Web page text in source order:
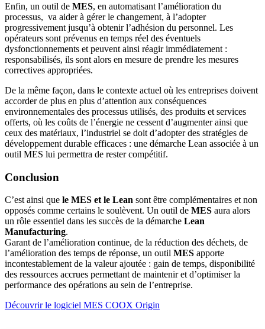
Enfin, un outil de MES, en automatisant l’amélioration du
processus, va aider à gérer le changement, à l’adopter
progressivement jusqu’à obtenir l’adhésion du personnel. Les
opérateurs sont prévenus en temps réel des éventuels
dysfonctionnements et peuvent ainsi réagir immédiatement :
responsabilisés, ils sont alors en mesure de prendre les mesures
correctives appropriées.
De la même façon, dans le contexte actuel où les entreprises doivent
accorder de plus en plus d’attention aux conséquences
environnementales des processus utilisés, des produits et services
offerts, où les coûts de l’énergie ne cessent d’augmenter ainsi que
ceux des matériaux, l’industriel se doit d’adopter des stratégies de
développement durable efficaces : une démarche Lean associée à un
outil MES lui permettra de rester compétitif.
Conclusion
C’est ainsi que le MES et le Lean sont être complémentaires et non
opposés comme certains le soulèvent. Un outil de MES aura alors
un rôle essentiel dans les succès de la démarche Lean
Manufacturing.
Garant de l’amélioration continue, de la réduction des déchets, de
l’amélioration des temps de réponse, un outil MES apporte
incontestablement de la valeur ajoutée : gain de temps, disponibilité
des ressources accrues permettant de maintenir et d’optimiser la
performance des opérations au sein de l’entreprise.
Découvrir le logiciel MES COOX Origin